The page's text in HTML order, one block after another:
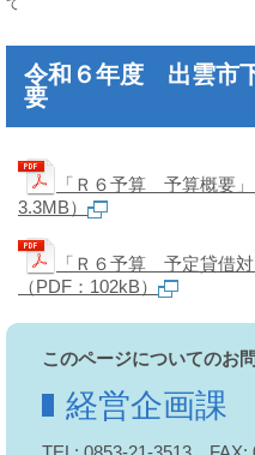
県
下
在
位
置：
て
令和６年度 出雲市
要
「Ｒ６予算 予算概要
3.3MB）
「Ｒ６予算 予定貸借
（PDF：102kB）
このページについてのお
経営企画課